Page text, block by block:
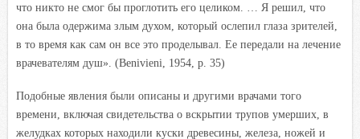
что никто не смог бы проглотить его целиком. … Я решил, что
она была одержима злым духом, который ослепил глаза зрителей,
в то время как сам он все это проделывал. Ее передали на лечение
врачевателям душ». (Benivieni, 1954, р. 35)
Подобные явления были описаны и другими врачами того
времени, включая свидетельства о вскрытии трупов умерших, в
желудках которых находили куски древесины, железа, ножей и